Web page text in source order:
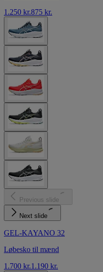
1.250 kr.875 kr.
Previous slide
Next slide
GEL-KAYANO 32
Løbesko til mænd
1.700 kr.1.190 kr.